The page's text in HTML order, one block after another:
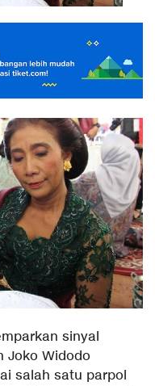
sinyal
Joko Widodo
salah satu parpol